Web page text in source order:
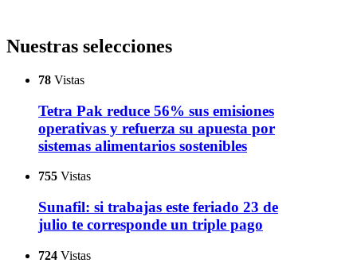
Nuestras selecciones
78 Vistas
Tetra Pak reduce 56% sus emisiones
operativas y refuerza su apuesta por
sistemas alimentarios sostenibles
755 Vistas
Sunafil: si trabajas este feriado 23 de
julio te corresponde un triple pago
724 Vistas